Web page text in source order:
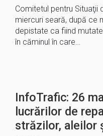
Comitetul pentru Situaţii
miercuri seară, după ce
depistate ca fiind
în căminul în care…
InfoTrafic: 26
lucrărilor de
străzilor, aleilor